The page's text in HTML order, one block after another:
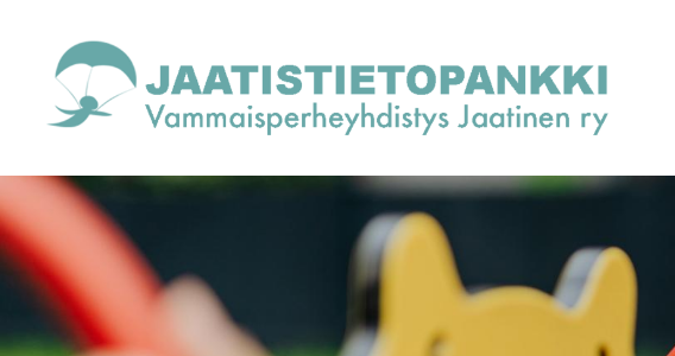
sivun
sisältöön
Vammaisperheyhdistys Jaatinen ry